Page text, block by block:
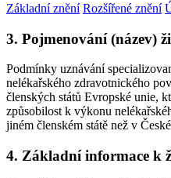
Základní znění Rozšířené znění
3. Pojmenování (název)
Podmínky uznávání
nelékařského zdravotnického
členských států Evropské unie,
způsobilost k výkonu
jiném členském státě než v
4. Základní informace k